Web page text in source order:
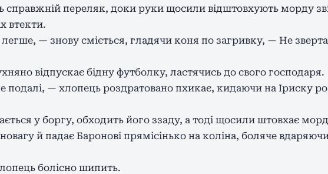
справжній переляк, доки руки щосили відштовхують морду
втекти.
— знову сміється, гладячи коня по загривку, — Не
відпускає бідну футболку, ластячись до свого господаря.
подалі, — хлопець роздратовано пхикає, кидаючи на Іриску
у боргу, обходить його ззаду, а тоді щосили штовхає
й падає Баронові прямісінько на коліна, боляче
болісно шипить.